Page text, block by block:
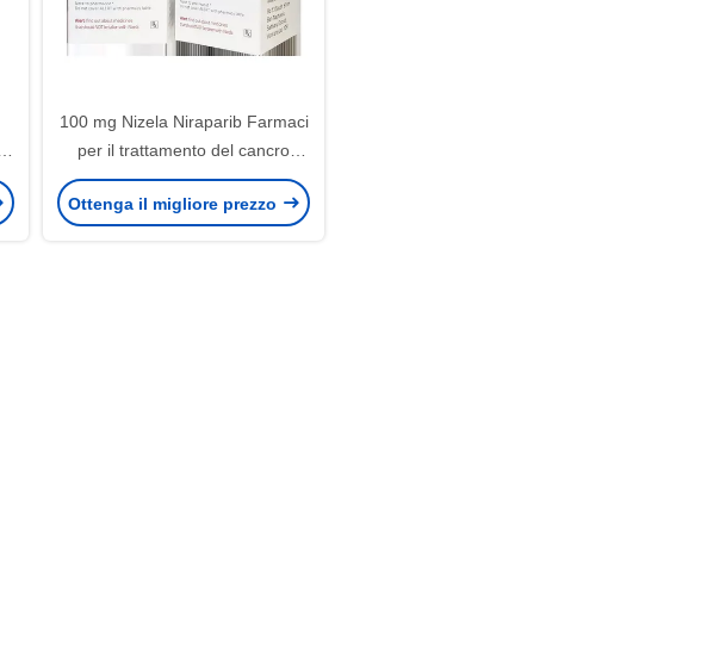
100 mg Nizela Niraparib Farmaci
per il trattamento del cancro
ovarico 30 Capsule
Ottenga il migliore prezzo